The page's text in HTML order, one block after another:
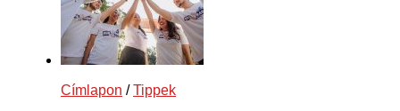
Címlapon /Tippek